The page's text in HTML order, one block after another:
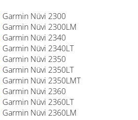
Garmin Nüvi 2300
Garmin Nüvi 2300LM
Garmin Nüvi 2340
Garmin Nüvi 2340LT
Garmin Nüvi 2350
Garmin Nüvi 2350LT
Garmin Nüvi 2350LMT
Garmin Nüvi 2360
Garmin Nüvi 2360LT
Garmin Nüvi 2360LM